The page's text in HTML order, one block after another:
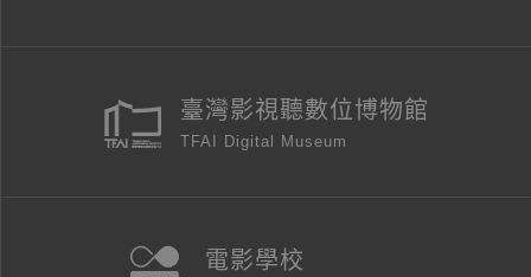
臺灣影視聽數位博物館
TFAI Digital Museum
電影學校